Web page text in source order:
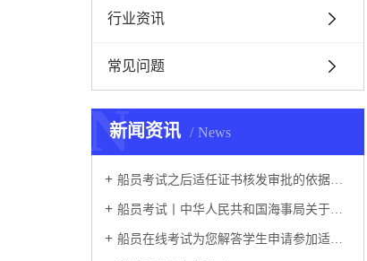
行业资讯
常见问题
新闻资讯 News
N
船员考试之后适任证书核发审批的依据是什么
船员考试丨中华人民共和国海事局关于中国籍国际航行船舶、船员相关证书展期的公告
船员在线考试为您解答学生申请参加适任考试的几项规定